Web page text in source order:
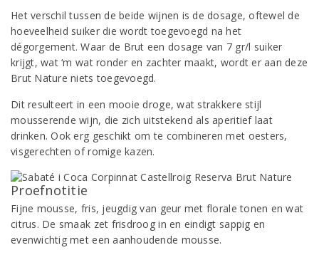
Het verschil tussen de beide wijnen is de dosage, oftewel de
hoeveelheid suiker die wordt toegevoegd na het
dégorgement. Waar de Brut een dosage van 7 gr/l suiker
krijgt, wat ‘m wat ronder en zachter maakt, wordt er aan deze
Brut Nature niets toegevoegd.
Dit resulteert in een mooie droge, wat strakkere stijl
mousserende wijn, die zich uitstekend als aperitief laat
drinken. Ook erg geschikt om te combineren met oesters,
visgerechten of romige kazen.
Proefnotitie
Fijne mousse, fris, jeugdig van geur met florale tonen en wat
citrus. De smaak zet frisdroog in en eindigt sappig en
evenwichtig met een aanhoudende mousse.